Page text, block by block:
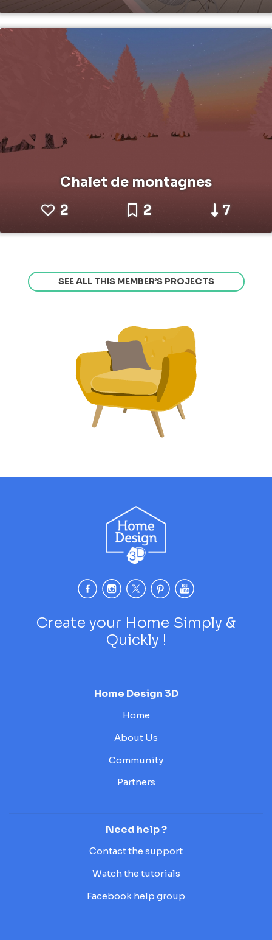
Chalet de montagnes
2
2 7
SEE ALL THIS MEMBER’S PROJECTS
Create your Home Simply &
Quickly !
Home Design 3D
Home
About Us
Community
Partners
Need help ?
Contact the support
Watch the tutorials
Facebook help group